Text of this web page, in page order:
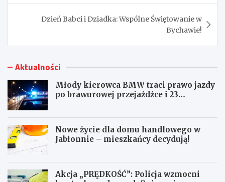
Dzień Babci i Dziadka: Wspólne Świętowanie w
Bychawie!
Aktualności
Młody kierowca BMW traci prawo jazdy
po brawurowej przejażdżce i 23
Nowe życie dla domu handlowego w
Jabłonnie – mieszkańcy decydują!
Akcja „PRĘDKOŚĆ”: Policja wzmocni